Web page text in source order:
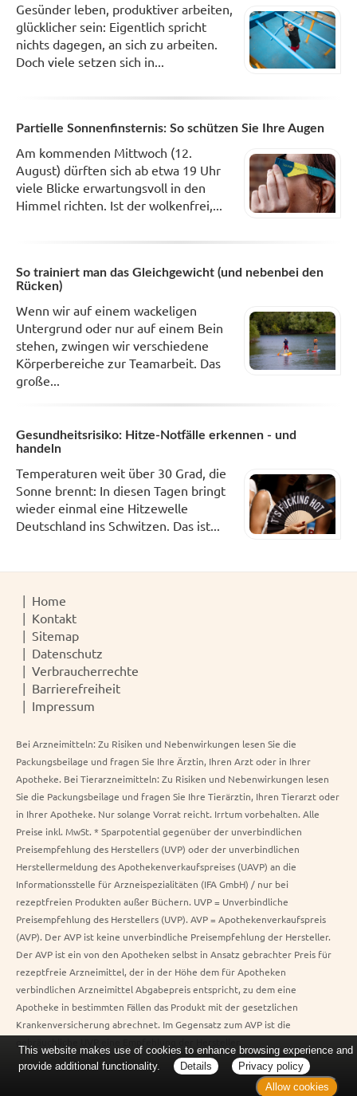
Gesünder leben, produktiver arbeiten,
glücklicher sein: Eigentlich spricht
nichts dagegen, an sich zu arbeiten.
Doch viele setzen sich in...
Partielle Sonnenfinsternis: So schützen Sie Ihre Augen
Am kommenden Mittwoch (12.
August) dürften sich ab etwa 19 Uhr
viele Blicke erwartungsvoll in den
Himmel richten. Ist der wolkenfrei,...
So trainiert man das Gleichgewicht (und nebenbei den
Rücken)
Wenn wir auf einem wackeligen
Untergrund oder nur auf einem Bein
stehen, zwingen wir verschiedene
Körperbereiche zur Teamarbeit. Das
große...
Gesundheitsrisiko: Hitze-Notfälle erkennen - und
handeln
Temperaturen weit über 30 Grad, die
Sonne brennt: In diesen Tagen bringt
wieder einmal eine Hitzewelle
Deutschland ins Schwitzen. Das ist...
Home
Kontakt
Sitemap
Datenschutz
Verbraucherrechte
Barrierefreiheit
Impressum
Bei Arzneimitteln: Zu Risiken und Nebenwirkungen lesen Sie die
Packungsbeilage und fragen Sie Ihre Ärztin, Ihren Arzt oder in Ihrer
Apotheke. Bei Tierarzneimitteln: Zu Risiken und Nebenwirkungen lesen
Sie die Packungsbeilage und fragen Sie Ihre Tierärztin, Ihren Tierarzt oder
in Ihrer Apotheke. Nur solange Vorrat reicht. Irrtum vorbehalten. Alle
Preise inkl. MwSt. * Sparpotential gegenüber der unverbindlichen
Preisempfehlung des Herstellers (UVP) oder der unverbindlichen
Herstellermeldung des Apothekenverkaufspreises (UAVP) an die
Informationsstelle für Arzneispezialitäten (IFA GmbH) / nur bei
rezeptfreien Produkten außer Büchern. UVP = Unverbindliche
Preisempfehlung des Herstellers (UVP). AVP = Apothekenverkaufspreis
(AVP). Der AVP ist keine unverbindliche Preisempfehlung der Hersteller.
Der AVP ist ein von den Apotheken selbst in Ansatz gebrachter Preis für
rezeptfreie Arzneimittel, der in der Höhe dem für Apotheken
verbindlichen Arzneimittel Abgabepreis entspricht, zu dem eine
Apotheke in bestimmten Fällen das Produkt mit der gesetzlichen
Krankenversicherung abrechnet. Im Gegensatz zum AVP ist die
This website makes use of cookies to enhance browsing experience and
provide additional functionality.
Details
Privacy policy
Allow cookies